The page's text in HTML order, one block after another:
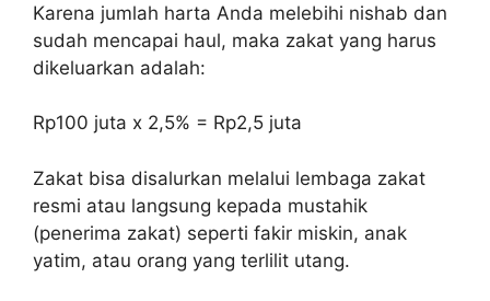
Karena jumlah harta Anda melebihi nishab dan
sudah mencapai haul, maka zakat yang harus
dikeluarkan adalah:
Rp100 juta x 2,5% = Rp2,5 juta
Zakat bisa disalurkan melalui lembaga zakat
resmi atau langsung kepada mustahik
(penerima zakat) seperti fakir miskin, anak
yatim, atau orang yang terlilit utang.